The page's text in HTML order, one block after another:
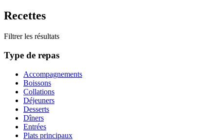
Recettes
Filtrer les résultats
Type de repas
Accompagnements
Boissons
Collations
Déjeuners
Desserts
Dîners
Entrées
Plats principaux